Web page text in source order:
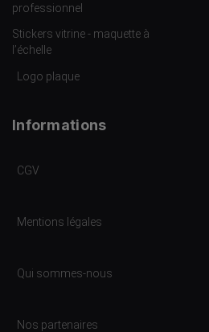
professionnel
Stickers vitrine - maquette à
l’échelle
Logo plaque
Informations
CGV
Mentions légales
Qui sommes-nous
Nos partenaires